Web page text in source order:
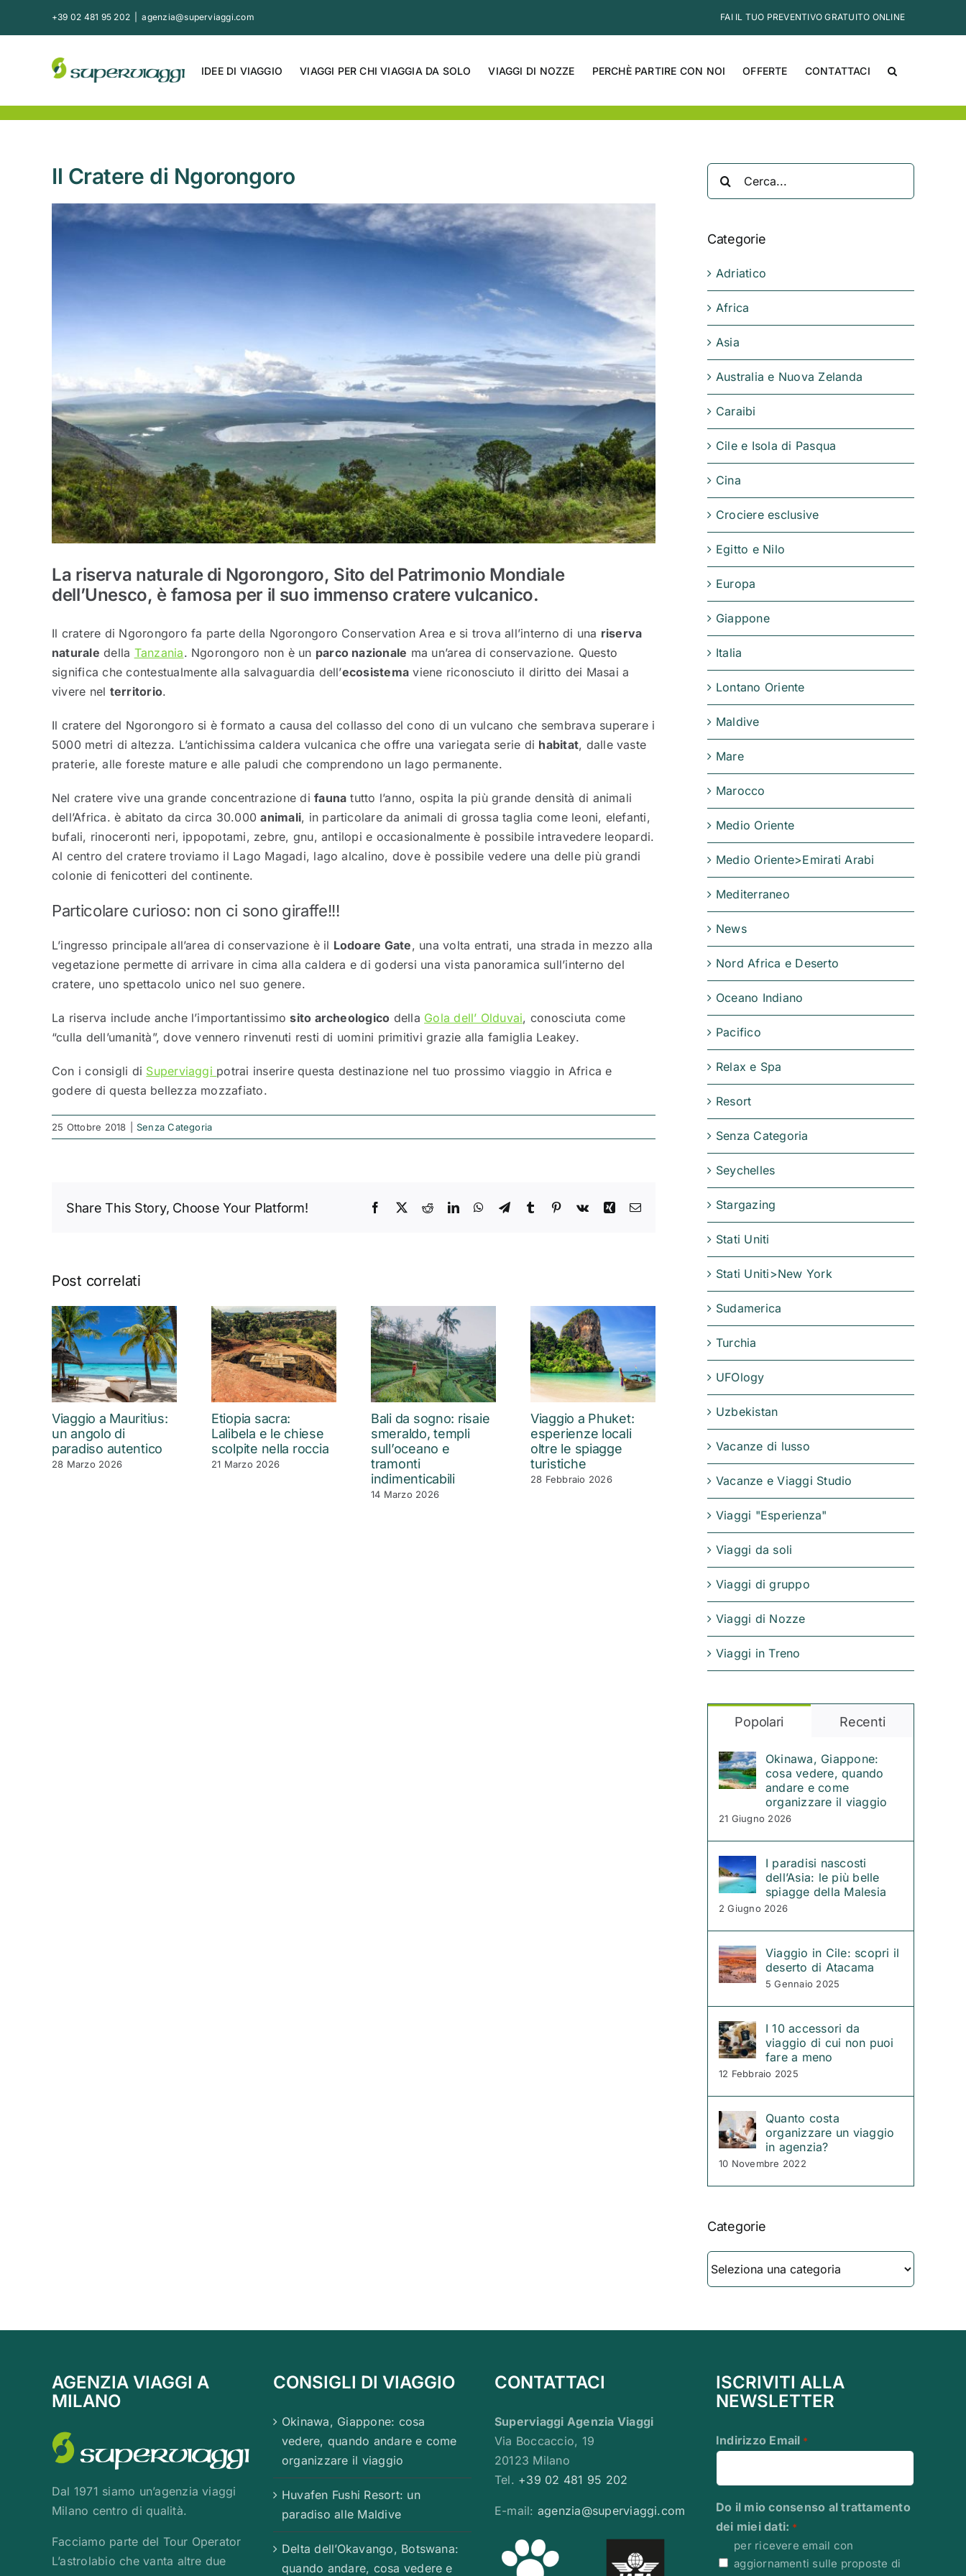
+39 02 481 95 202 agenzia@superviaggi.com FAI IL TUO PREVENTIVO GRATUITO ONLINE
IDEE DI VIAGGIO VIAGGI PER CHI VIAGGIA DA SOLO VIAGGI DI NOZZE PERCHÈ PARTIRE CON NOI OFFERTE CONTATTACI
Il Cratere di Ngorongoro
Ingrandisci
La riserva naturale di Ngorongoro, Sito del Patrimonio Mondiale
dell’Unesco, è famosa per il suo immenso cratere vulcanico.
Il cratere di Ngorongoro fa parte della Ngorongoro Conservation Area e si trova all’interno di una riserva
naturale della Tanzania. Ngorongoro non è un parco nazionale ma un’area di conservazione. Questo
significa che contestualmente alla salvaguardia dell’ecosistema viene riconosciuto il diritto dei Masai a
vivere nel territorio.
Il cratere del Ngorongoro si è formato a causa del collasso del cono di un vulcano che sembrava superare i
5000 metri di altezza. L’antichissima caldera vulcanica che offre una variegata serie di habitat, dalle vaste
praterie, alle foreste mature e alle paludi che comprendono un lago permanente.
Nel cratere vive una grande concentrazione difauna tutto l’anno, ospita la più grande densità di animali
dell’Africa. è abitato da circa 30.000animali, in particolare da animali di grossa taglia come leoni, elefanti,
bufali, rinoceronti neri, ippopotami, zebre, gnu, antilopi e occasionalmente è possibile intravedere leopardi.
Al centro del cratere troviamo il Lago Magadi, lago alcalino, dove è possibile vedere una delle più grandi
colonie di fenicotteri del continente.
Particolare curioso: non ci sono giraffe!!!
L’ingresso principale all’area di conservazione è il Lodoare Gate, una volta entrati, una strada in mezzo alla
vegetazione permette di arrivare in cima alla caldera e di godersi una vista panoramica sull’interno del
cratere, uno spettacolo unico nel suo genere.
La riserva include anche l’importantissimosito archeologico della Gola dell’ Olduvai, conosciuta come
“culla dell’umanità”, dove vennero rinvenuti resti di uomini primitivi grazie alla famiglia Leakey.
Con i consigli di Superviaggi potrai inserire questa destinazione nel tuo prossimo viaggio in Africa e
godere di questa bellezza mozzafiato.
25 Ottobre 2018 Senza Categoria
Share This Story, Choose Your Platform! Facebook
X RedditLinkedInWhatsApp
TelegramTumblr Pinterest
Vk Xing Email
Post correlati
Viaggio a Mauritius:
un angolo di
paradiso autentico
28 Marzo 2026
Etiopia sacra:
Lalibela e le chiese
scolpite nella roccia
21 Marzo 2026
Bali da sogno: risaie
smeraldo, templi
sull’oceano e
tramonti
indimenticabili
14 Marzo 2026
Viaggio a Phuket:
esperienze locali
oltre le spiagge
turistiche
28 Febbraio 2026
Viaggio a Mauritius:
un angolo di
paradiso autentico
28 Marzo 2026
Lalibela e le chiese
21 Marzo 2026
Categorie
Adriatico
Africa
Asia
Australia e Nuova Zelanda
Caraibi
Cile e Isola di Pasqua
Cina
Crociere esclusive
Egitto e Nilo
Europa
Giappone
Italia
Lontano Oriente
Maldive
Mare
Marocco
Medio Oriente
Medio Oriente>Emirati Arabi
Mediterraneo
News
Nord Africa e Deserto
Oceano Indiano
Pacifico
Relax e Spa
Resort
Senza Categoria
Seychelles
Stargazing
Stati Uniti
Stati Uniti>New York
Sudamerica
Turchia
UFOlogy
Uzbekistan
Vacanze di lusso
Vacanze e Viaggi Studio
Viaggi "Esperienza"
Viaggi da soli
Viaggi di gruppo
Viaggi di Nozze
Viaggi in Treno
Popolari Recenti
Okinawa, Giappone:
cosa vedere, quando
andare e come
organizzare il viaggio
21 Giugno 2026
I paradisi nascosti
dell’Asia: le più belle
spiagge della Malesia
2 Giugno 2026
Viaggio in Cile: scopri il
deserto di Atacama
5 Gennaio 2025
I 10 accessori da
viaggio di cui non puoi
fare a meno
12 Febbraio 2025
Quanto costa
organizzare un viaggio
in agenzia?
10 Novembre 2022
Categorie
AGENZIA VIAGGI A
MILANO
Dal 1971 siamo un’agenzia viaggi
Milano centro di qualità.
Facciamo parte del Tour Operator
L’astrolabio che vanta altre due
CONSIGLI DI VIAGGIO
Okinawa, Giappone: cosa
vedere, quando andare e come
organizzare il viaggio
Huvafen Fushi Resort: un
paradiso alle Maldive
Delta dell’Okavango, Botswana:
quando andare, cosa vedere e
CONTATTACI
Superviaggi Agenzia Viaggi
Via Boccaccio, 19
20123 Milano
Tel. +39 02 481 95 202
E-mail: agenzia@superviaggi.com
ISCRIVITI ALLA
NEWSLETTER
Indirizzo Email *
Do il mio consenso al trattamento
dei miei dati: *
per ricevere email con
aggiornamenti sulle proposte di